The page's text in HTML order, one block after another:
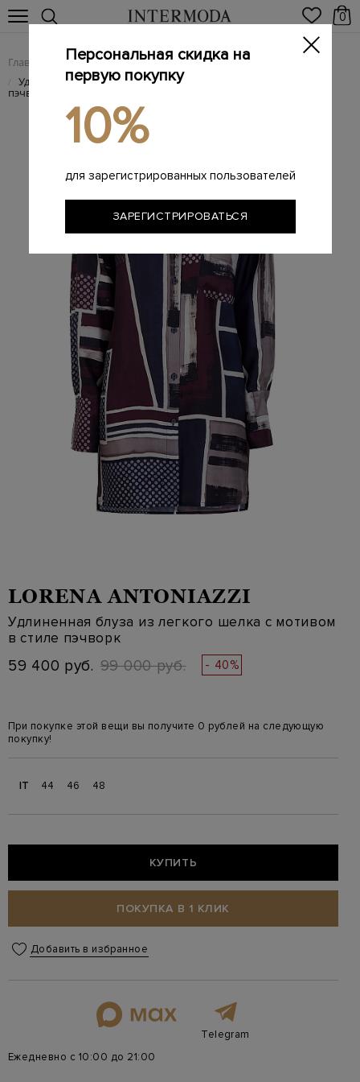
0
Главная Женщинам / SALE
/ Удлиненная блуза из легкого шелка с мотивом в стиле
пэчворк
LORENA ANTONIAZZI
Удлиненная блуза из легкого шелка с мотивом
в стиле пэчворк
59 400 руб. 99 000 руб. - 40%
При покупке этой вещи вы получите 0 рублей на следующую
покупку!
IT 44 46 48
КУПИТЬ
ПОКУПКА В 1 КЛИК
Добавить в избранное
Telegram
Ежедневно с 10:00 до 21:00
Персональная скидка на
первую покупку
10%
для зарегистрированных пользователей
ЗАРЕГИСТРИРОВАТЬСЯ